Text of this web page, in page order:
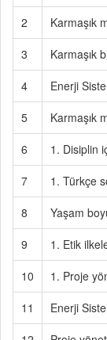
2
Karmaşık
3
Karmaşık
4
Enerji
5
Karmaşık
6
1. Disiplin
7
1. Türkçe
8
Yaşam
9
1. Etik
10
1. Proje
11
Enerji